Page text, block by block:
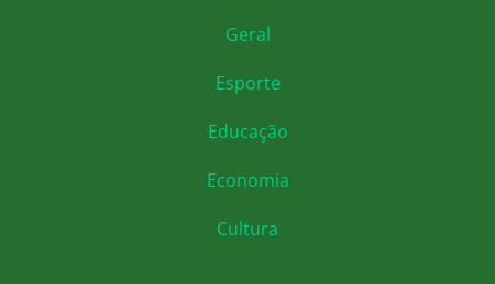
Geral
Esporte
Educação
Economia
Cultura